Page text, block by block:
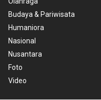
Budaya & Pariwisata
Humaniora
Nasional
Nusantara
Foto
Video